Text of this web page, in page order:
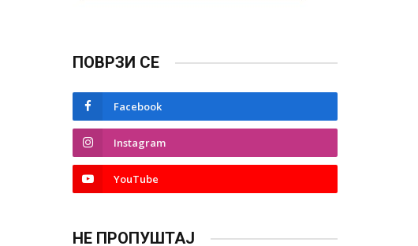
ПОВРЗИ СЕ
Facebook
Instagram
YouTube
НЕ ПРОПУШТАЈ